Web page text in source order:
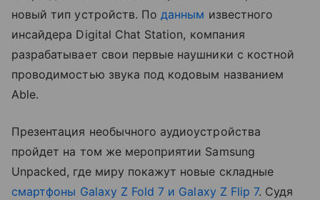
новый тип устройств. Поданным известного
инсайдера Digital Chat Station, компания
разрабатывает свои первые наушники с костной
проводимостью звука под кодовым названием
Able.
Презентация необычного аудиоустройства
пройдет на том же мероприятии Samsung
Unpacked, где миру покажут новые складные
смартфоны Galaxy Z Fold 7 и Galaxy Z Flip 7. Судя